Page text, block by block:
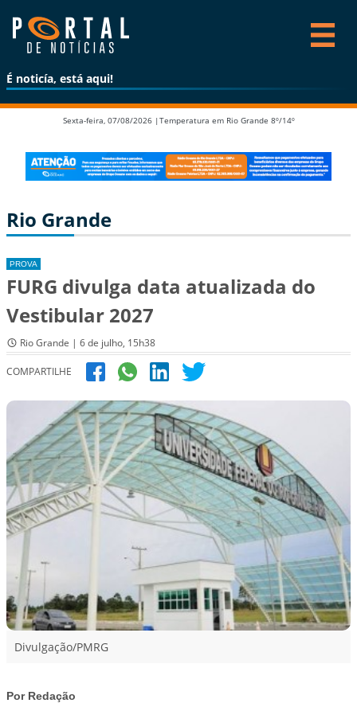
É noticía, está aqui!
Sexta-feira, 07/08/2026 | Temperatura em Rio Grande 8º/14º
Rio Grande
PROVA
FURG divulga data atualizada do
Vestibular 2027
Rio Grande | 6 de julho, 15h38
COMPARTILHE
Divulgação/PMRG
Por Redação